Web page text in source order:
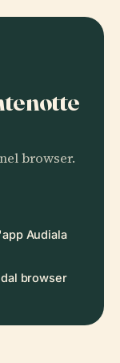
browser.
Audiala
browser